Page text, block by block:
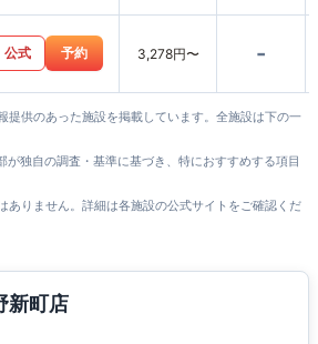
公式 予約 3,278円〜 -
提供のあった施設を掲載しています。全施設は下の一
独自の調査・基準に基づき、特におすすめする項目
ありません。詳細は各施設の公式サイトをご確認くだ
新町店